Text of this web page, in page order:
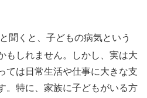
と聞くと、子どもの病気という
もしれません。しかし、実は大
ては日常生活や仕事に大きな支
。特に、家族に子どもがいる方